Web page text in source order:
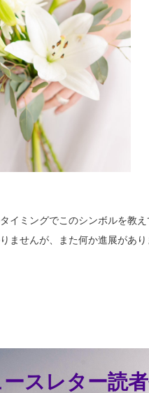
イミングでこのシンボルを教
ませんが、また何か進展があ
スレター読